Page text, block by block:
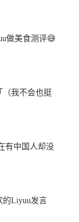
做美食测评😅
（我不会也挺
有中国人却没
的Liyuu发言